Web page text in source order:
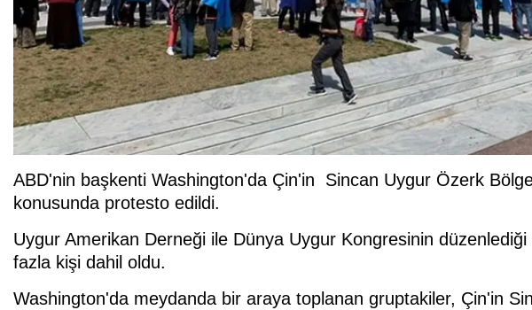
ABD'nin başkenti Washington'da Çin'in Sincan Uygur Özerk
konusunda protesto edildi.
Uygur Amerikan Derneği ile Dünya Uygur Kongresinin düzenlediği
fazla kişi dahil oldu.
Washington'da meydanda bir araya toplanan gruptakiler, Çin'in